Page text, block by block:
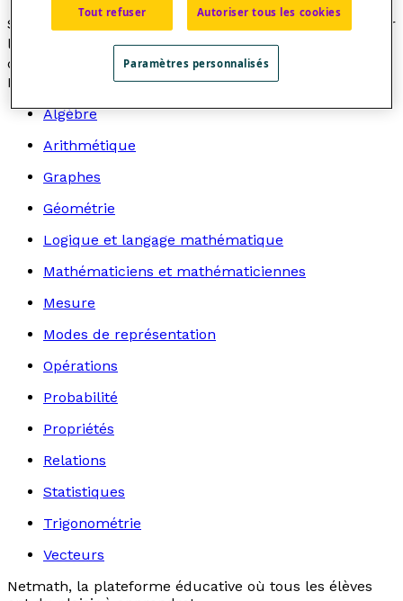
Soit la
[latex]f[/latex] définie par
l'équation [latex]f(x) = 5^{(x + 7)}[/latex]. La base de
cette fonction est 5.
Recherche par thème
Algèbre
Arithmétique
Graphes
Géométrie
Logique et langage mathématique
Mathématiciens et mathématiciennes
Mesure
Modes de représentation
Opérations
Probabilité
Propriétés
Relations
Statistiques
Trigonométrie
Vecteurs
Netmath, la plateforme éducative où tous les élèves
Tout refuser Autoriser tous les cookies
Paramètres personnalisés